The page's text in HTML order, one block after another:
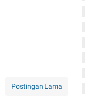
Postingan Lama